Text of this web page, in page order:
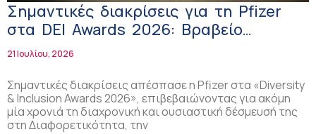
Σημαντικές διακρίσεις για τη Pfizer
στα DEI Awards 2026: Βραβείο
Platinum για την καλύτερη στρατηγική
21 Ιουλίου, 2026
Σημαντικές διακρίσεις απέσπασε η Pfizer στα «Diversity
& Inclusion Awards 2026», επιβεβαιώνοντας για ακόμη
μία χρονιά τη διαχρονική και ουσιαστική δέσμευσή της
στη Διαφορετικότητα, την